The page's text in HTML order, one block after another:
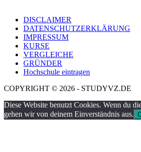
DISCLAIMER
DATENSCHUTZERKLÄRUNG
IMPRESSUM
KURSE
VERGLEICHE
GRÜNDER
Hochschule eintragen
COPYRIGHT © 2026 - STUDYVZ.DE
Diese Website benutzt Cookies. Wenn du
gehen wir von deinem Einverständnis aus.